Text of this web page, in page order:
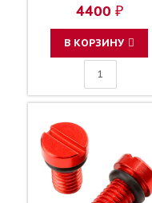
4400 ₽
В КОРЗИНУ